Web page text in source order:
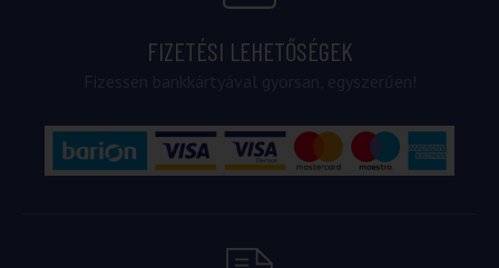
FIZETÉSI LEHETŐSÉGEK